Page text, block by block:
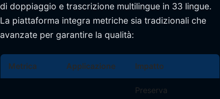
di doppiaggio e trascrizione multilingue in 33 lingue.
La piattaforma integra metriche sia tradizionali che
avanzate per garantire la qualità:
Metrica Applicazione Impatto
Preserva